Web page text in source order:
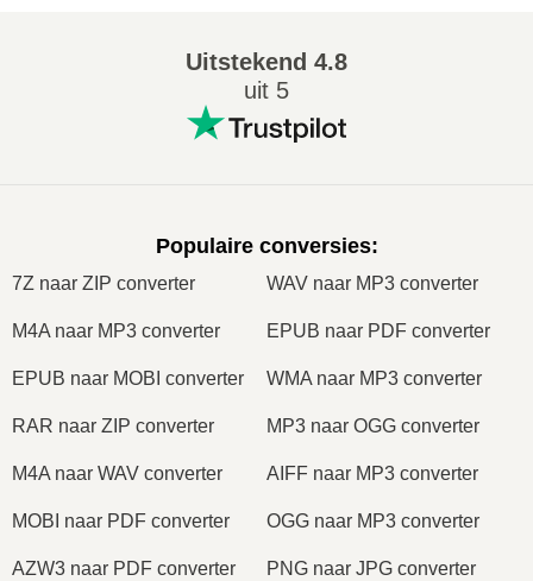
Uitstekend 4.8
uit 5
Populaire conversies:
7Z naar ZIP converter WAV naar MP3 converter
M4A naar MP3 converter EPUB naar PDF converter
EPUB naar MOBI converter WMA naar MP3 converter
RAR naar ZIP converter MP3 naar OGG converter
M4A naar WAV converter AIFF naar MP3 converter
MOBI naar PDF converter OGG naar MP3 converter
AZW3 naar PDF converter PNG naar JPG converter